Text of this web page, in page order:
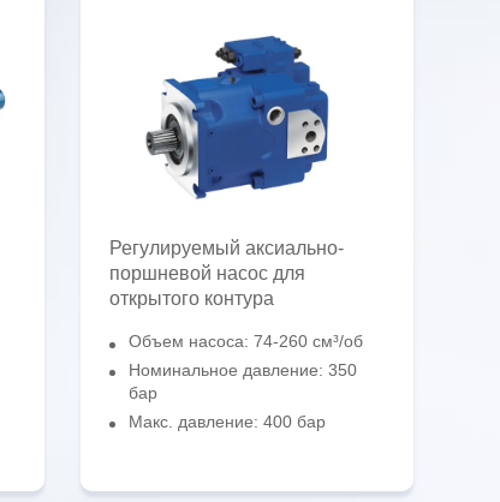
Регулируемый аксиально-
поршневой насос для
открытого контура
Объем насоса: 74-260 см³/об
Номинальное давление: 350
бар
Макс. давление: 400 бар